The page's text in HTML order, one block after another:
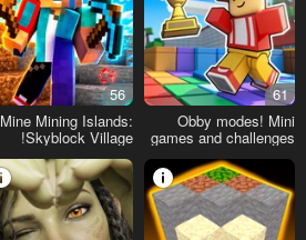
61
Obby modes! Mini
games and challenges
56
Mine Mining Islands:
Skyblock Village!